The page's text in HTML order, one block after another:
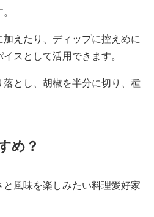
えたり、ディップに控えめに
スとして活用できます。
とし、胡椒を半分に切り、種
め？
風味を楽しみたい料理愛好家